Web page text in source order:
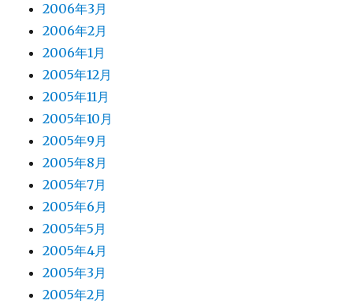
2006年3月
2006年2月
2006年1月
2005年12月
2005年11月
2005年10月
2005年9月
2005年8月
2005年7月
2005年6月
2005年5月
2005年4月
2005年3月
2005年2月